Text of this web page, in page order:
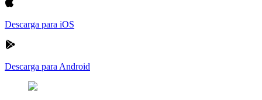
Descarga para iOS
Descarga para Android